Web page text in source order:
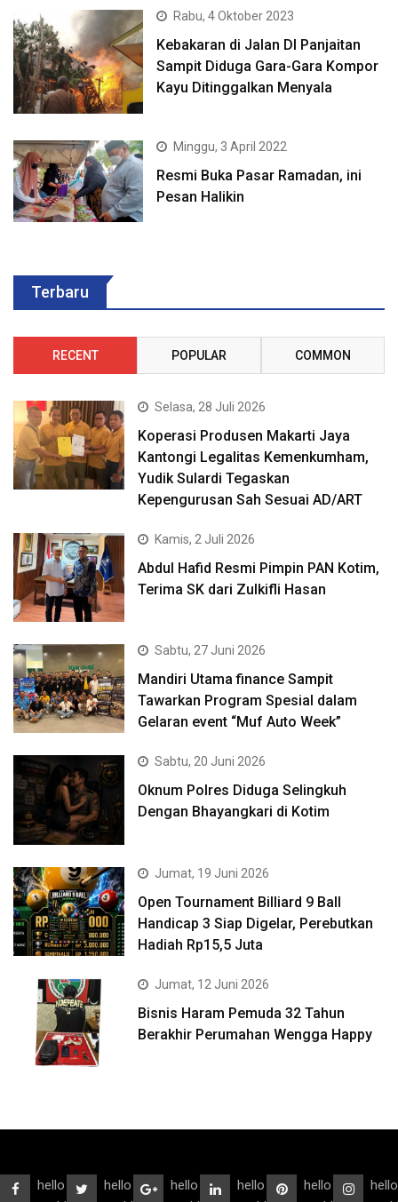
Rabu, 4 Oktober 2023
Kebakaran di Jalan DI Panjaitan
Sampit Diduga Gara-Gara Kompor
Kayu Ditinggalkan Menyala
Minggu, 3 April 2022
Resmi Buka Pasar Ramadan, ini
Pesan Halikin
Terbaru
RECENT POPULAR COMMON
Selasa, 28 Juli 2026
Koperasi Produsen Makarti Jaya
Kantongi Legalitas Kemenkumham,
Yudik Sulardi Tegaskan
Kepengurusan Sah Sesuai AD/ART
Kamis, 2 Juli 2026
Abdul Hafid Resmi Pimpin PAN Kotim,
Terima SK dari Zulkifli Hasan
Sabtu, 27 Juni 2026
Mandiri Utama finance Sampit
Tawarkan Program Spesial dalam
Gelaran event “Muf Auto Week”
Sabtu, 20 Juni 2026
Oknum Polres Diduga Selingkuh
Dengan Bhayangkari di Kotim
Jumat, 19 Juni 2026
Open Tournament Billiard 9 Ball
Handicap 3 Siap Digelar, Perebutkan
Hadiah Rp15,5 Juta
Jumat, 12 Juni 2026
Bisnis Haram Pemuda 32 Tahun
Berakhir Perumahan Wengga Happy
hello
hello
hello
hello
hello
hello